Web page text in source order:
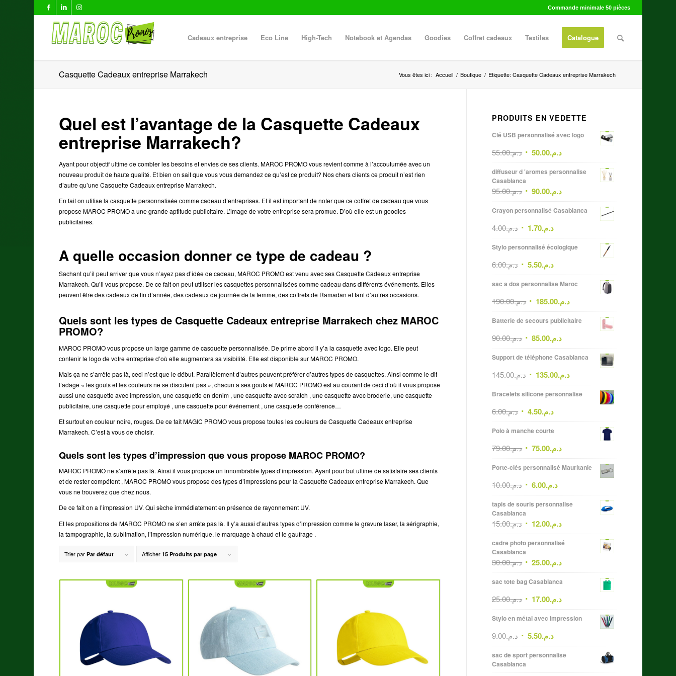
Commande minimale 50 pièces
Cadeaux entreprise Eco Line High-Tech Notebook et Agendas Goodies Coffret cadeaux Textiles Catalogue
Casquette Cadeaux entreprise Marrakech Vous êtes ici : Accueil / Boutique / Etiquette: Casquette Cadeaux entreprise Marrakech
Quel est l’avantage de la Casquette Cadeaux
entreprise Marrakech?
Ayant pour objectif ultime de combler les besoins et envies de ses clients. MAROC PROMO vous revient comme à l’accoutumée avec un
nouveau produit de haute qualité. Et bien on sait que vous vous demandez ce qu’est ce produit? Nos chers clients ce produit n’est rien
d’autre qu’une Casquette Cadeaux entreprise Marrakech.
En fait on utilise la casquette personnalisée comme cadeau d’entreprises. Et il est important de noter que ce coffret de cadeau que vous
propose MAROC PROMO a une grande aptitude publicitaire. L’image de votre entreprise sera promue. D’où elle est un goodies
publicitaires.
A quelle occasion donner ce type de cadeau ?
Sachant qu’il peut arriver que vous n’ayez pas d’idée de cadeau, MAROC PROMO est venu avec ses Casquette Cadeaux entreprise
Marrakech. Qu’il vous propose. De ce fait on peut utiliser les casquettes personnalisées comme cadeau dans différents événements. Elles
peuvent être des cadeaux de fin d’année, des cadeaux de journée de la femme, des coffrets de Ramadan et tant d’autres occasions.
Quels sont les types de Casquette Cadeaux entreprise Marrakech chez MAROC
PROMO?
MAROC PROMO vous propose un large gamme de casquette personnalisée. De prime abord il y’a la casquette avec logo. Elle peut
contenir le logo de votre entreprise d’où elle augmentera sa visibilité. Elle est disponible sur MAROC PROMO.
Mais ça ne s’arrête pas là, ceci n’est que le début. Parallèlement d’autres peuvent préférer d’autres types de casquettes. Ainsi comme le dit
l’adage « les goûts et les couleurs ne se discutent pas », chacun a ses goûts et MAROC PROMO est au courant de ceci d’où il vous propose
aussi une casquette avec impression, une casquette en denim , une casquette avec scratch , une casquette avec broderie, une casquette
publicitaire, une casquette pour employé , une casquette pour événement , une casquette conférence…
Et surtout en couleur noire, rouges. De ce fait MAGIC PROMO vous propose toutes les couleurs de Casquette Cadeaux entreprise
Marrakech. C’est à vous de choisir.
Quels sont les types d’impression que vous propose MAROC PROMO?
MAROC PROMO ne s’arrête pas là. Ainsi il vous propose un innombrable types d’impression. Ayant pour but ultime de satisfaire ses clients
et de rester compétent , MAROC PROMO vous propose des types d’impressions pour la Casquette Cadeaux entreprise Marrakech. Que
vous ne trouverez que chez nous.
De ce fait on a l’impression UV. Qui sèche immédiatement en présence de rayonnement UV.
Et les propositions de MAROC PROMO ne s’en arrête pas là. Il y’a aussi d’autres types d’impression comme le gravure laser, la sérigraphie,
la tampographie, la sublimation, l’impression numérique, le marquage à chaud et le gaufrage .
Trier parPar défaut Afficher15 Produits par page
PRODUITS EN VEDETTE
Clé USB personnalisé avec logo
د.م.55.00 د.م.50.00
diffuseur d 'aromes personnalise
Casablanca
د.م.95.00 د.م.90.00
Crayon personnalisé Casablanca
د.م.4.00 د.م.1.70
Stylo personnalisé écologique
د.م.6.00 د.م.5.50
sac a dos personnalise Maroc
د.م.190.00 د.م.185.00
Batterie de secours publicitaire
د.م.90.00 د.م.85.00
Support de téléphone Casablanca
د.م.145.00 د.م.135.00
Bracelets silicone personnalise
د.م.6.00 د.م.4.50
Polo à manche courte
د.م.79.00 د.م.75.00
Porte-clés personnalisé Mauritanie
د.م.10.00 د.م.6.00
tapis de souris personnalise
Casablanca
د.م.15.00 د.م.12.00
cadre photo personnalisé
Casablanca
د.م.30.00 د.م.25.00
sac tote bag Casablanca
د.م.25.00 د.م.17.00
Stylo en métal avec impression
د.م.9.00 د.م.5.50
sac de sport personnalise
Casablanca